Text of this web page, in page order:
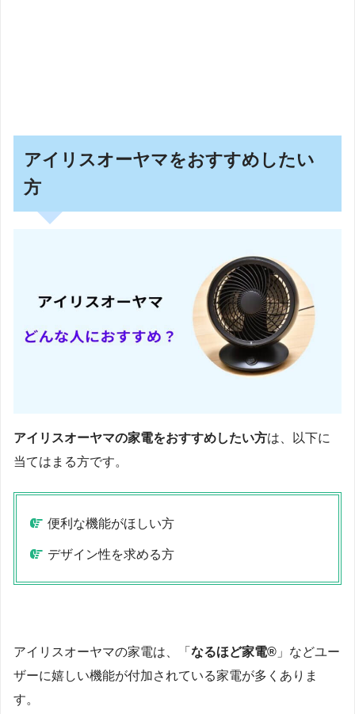
アイリスオーヤマをおすすめしたい
方
アイリスオーヤマの家電をおすすめしたい方は、以下に
当てはまる方です。
便利な機能がほしい方
デザイン性を求める方
アイリスオーヤマの家電は、「 なるほど家電®︎ 」などユー
ザーに嬉しい機能が付加されている家電が多くありま
す。